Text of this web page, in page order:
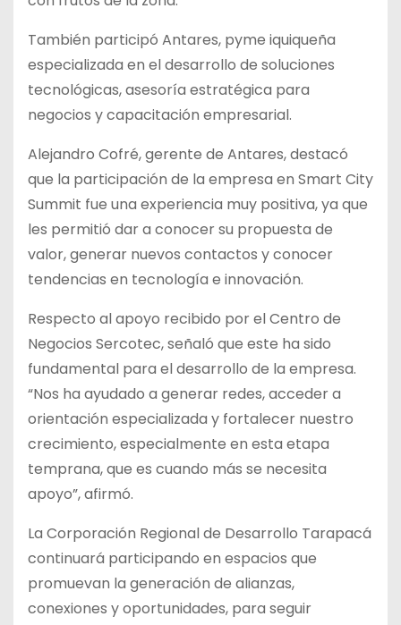
También participó Antares, pyme iquiqueña
especializada en el desarrollo de soluciones
tecnológicas, asesoría estratégica para
negocios y capacitación empresarial.
Alejandro Cofré, gerente de Antares, destacó
que la participación de la empresa en Smart City
Summit fue una experiencia muy positiva, ya que
les permitió dar a conocer su propuesta de
valor, generar nuevos contactos y conocer
tendencias en tecnología e innovación.
Respecto al apoyo recibido por el Centro de
Negocios Sercotec, señaló que este ha sido
fundamental para el desarrollo de la empresa.
“Nos ha ayudado a generar redes, acceder a
orientación especializada y fortalecer nuestro
crecimiento, especialmente en esta etapa
temprana, que es cuando más se necesita
apoyo”, afirmó.
La Corporación Regional de Desarrollo Tarapacá
continuará participando en espacios que
promuevan la generación de alianzas,
conexiones y oportunidades, para seguir